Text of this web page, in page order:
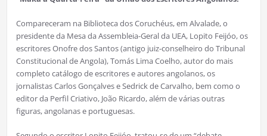
Compareceram na Biblioteca dos Coruchéus, em Alvalade, o
presidente da Mesa da Assembleia-Geral da UEA, Lopito Feijóo, os
escritores Onofre dos Santos (antigo juiz-conselheiro do Tribunal
Constitucional de Angola), Tomás Lima Coelho, autor do mais
completo catálogo de escritores e autores angolanos, os
jornalistas Carlos Gonçalves e Sedrick de Carvalho, bem como o
editor da Perfil Criativo, João Ricardo, além de várias outras
figuras, angolanas e portuguesas.